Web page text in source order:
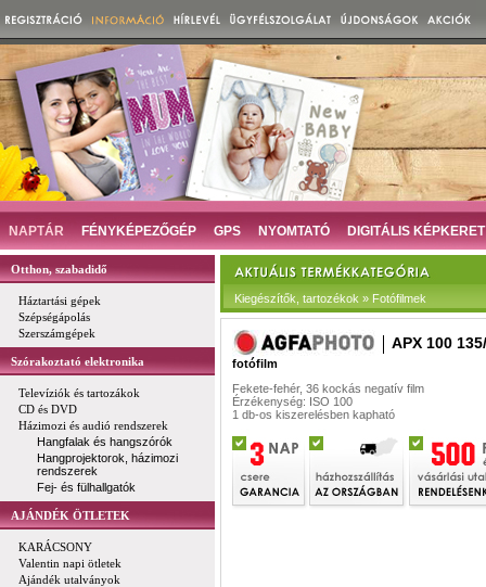
NAPTÁR FÉNYKÉPEZŐGÉP GPS NYOMTATÓ DIGITÁLIS KÉPKERET
Otthon, szabadidő
Háztartási gépek
Szépségápolás
Szerszámgépek
Szórakoztató elektronika
Televíziók és tartozákok
CD és DVD
Házimozi és audió rendszerek
Hangfalak és hangszórók
Hangprojektorok, házimozi
rendszerek
Fej- és fülhallgatók
AJÁNDÉK ÖTLETEK
KARÁCSONY
Valentin napi ötletek
Ajándék utalványok
Kiegészítők, tartozékok » Fotófilmek
APX 100
fotófilm
Fekete-fehér, 36 kockás negatív film
Érzékenység: ISO 100
1 db-os kiszerelésben kapható